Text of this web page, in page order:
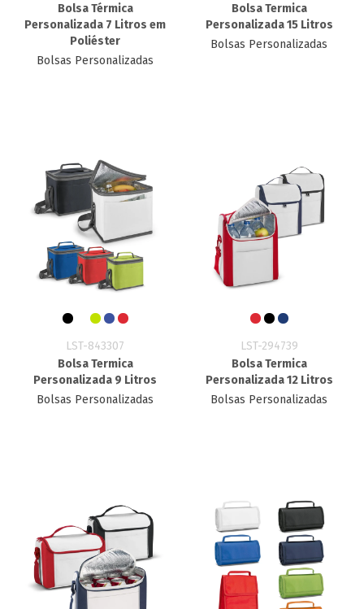
Bolsa Térmica
Personalizada 7 Litros em
Poliéster
Bolsas Personalizadas
Bolsa Termica
Personalizada 15 Litros
Bolsas Personalizadas
LST-843307
Bolsa Termica
Personalizada 9 Litros
Bolsas Personalizadas
LST-294739
Bolsa Termica
Personalizada 12 Litros
Bolsas Personalizadas